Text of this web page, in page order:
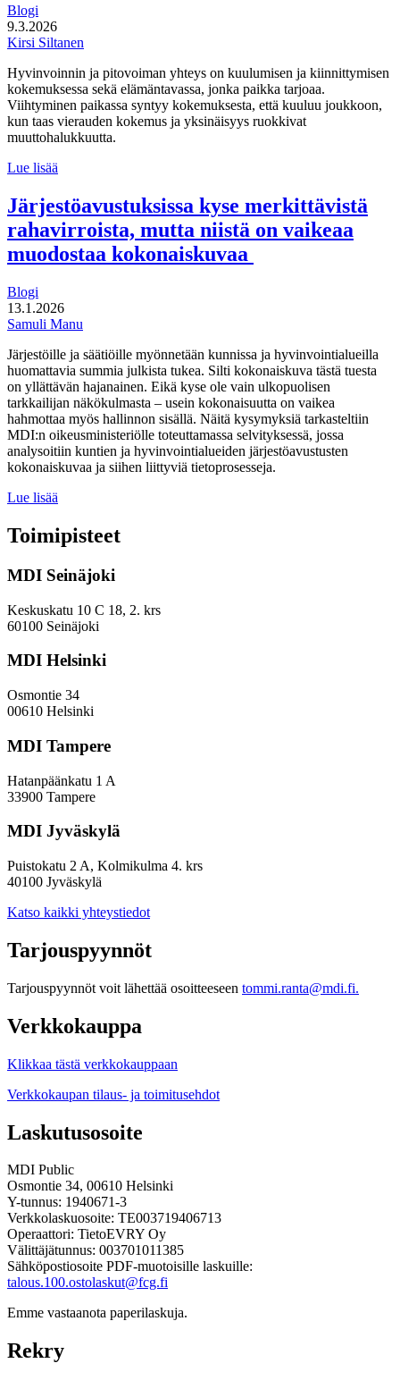
Blogi
9.3.2026
Kirsi Siltanen
Hyvinvoinnin ja pitovoiman yhteys on kuulumisen ja kiinnittymisen
kokemuksessa sekä elämäntavassa, jonka paikka tarjoaa.
Viihtyminen paikassa syntyy kokemuksesta, että kuuluu joukkoon,
kun taas vierauden kokemus ja yksinäisyys ruokkivat
muuttohalukkuutta.
Lue lisää
kuulua:
hyvinvointi
pitovoimatekijänä
Järjestöavustuksissa kyse merkittävistä
rahavirroista, mutta niistä on vaikeaa
muodostaa kokonaiskuvaa
Blogi
13.1.2026
Samuli Manu
Järjestöille ja säätiöille myönnetään kunnissa ja hyvinvointialueilla
huomattavia summia julkista tukea. Silti kokonaiskuva tästä tuesta
on yllättävän hajanainen. Eikä kyse ole vain ulkopuolisen
tarkkailijan näkökulmasta – usein kokonaisuutta on vaikea
hahmottaa myös hallinnon sisällä. Näitä kysymyksiä tarkasteltiin
MDI:n oikeusministeriölle toteuttamassa selvityksessä, jossa
analysoitiin kuntien ja hyvinvointialueiden järjestöavustusten
kokonaiskuvaa ja siihen liittyviä tietoprosesseja.
Lue lisää
merkittävistä
rahavirroista,
niistä
vaikeaa
muodostaa
Toimipisteet
MDI Seinäjoki
Keskuskatu 10 C 18, 2. krs
60100 Seinäjoki
MDI Helsinki
Osmontie 34
00610 Helsinki
MDI Tampere
Hatanpäänkatu 1 A
33900 Tampere
MDI Jyväskylä
Puistokatu 2 A, Kolmikulma 4. krs
40100 Jyväskylä
Katso kaikki yhteystiedot
Tarjouspyynnöt
Tarjouspyynnöt voit lähettää osoitteeseen tommi.ranta@mdi.fi.
Verkkokauppa
Klikkaa tästä verkkokauppaan
Verkkokaupan tilaus- ja toimitusehdot
Laskutusosoite
MDI Public
Osmontie 34, 00610 Helsinki
Y-tunnus: 1940671-3
Verkkolaskuosoite: TE003719406713
Operaattori: TietoEVRY Oy
Välittäjätunnus: 003701011385
Sähköpostiosoite PDF-muotoisille laskuille:
talous.100.ostolaskut@fcg.fi
Emme vastaanota paperilaskuja.
Rekry